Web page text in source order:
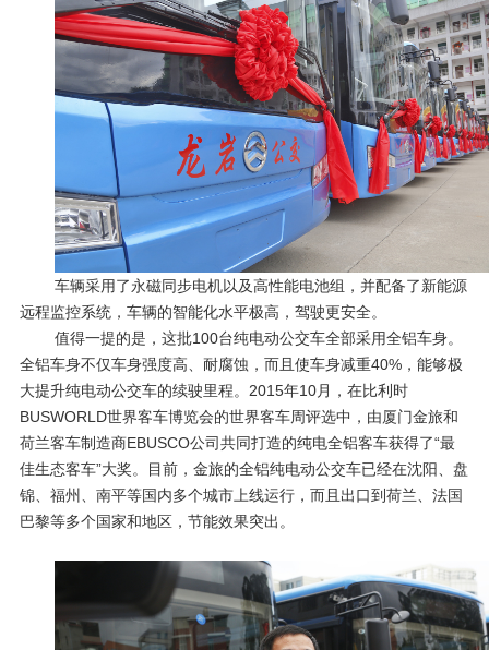
车辆采用了永磁同步电机以及高性能电池组，并配备了新能源
远程监控系统，车辆的智能化水平极高，驾驶更安全。
值得一提的是，这批100台纯电动公交车全部采用全铝车身。
全铝车身不仅车身强度高、耐腐蚀，而且使车身减重40%，能够极
大提升纯电动公交车的续驶里程。 2015年10月，在比利时
BUSWORLD世界客车博览会的世界客车周评选中，由厦门金旅和
荷兰客车制造商EBUSCO公司共同打造的纯电全铝客车获得了“最
佳生态客车”大奖。目前，金旅的全铝纯电动公交车已经在沈阳、盘
锦、福州、南平等国内多个城市上线运行，而且出口到荷兰、法国
巴黎等多个国家和地区，节能效果突出。